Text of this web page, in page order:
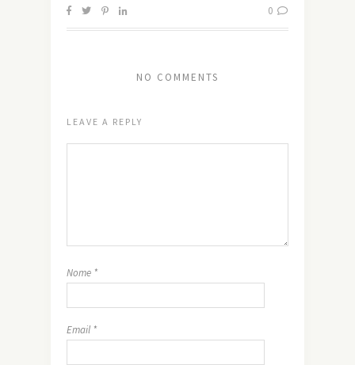
0
NO COMMENTS
LEAVE A REPLY
Nome *
Email *